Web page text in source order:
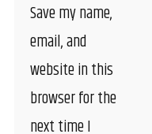
Save my name,
email, and
website in this
browser for the
next time I